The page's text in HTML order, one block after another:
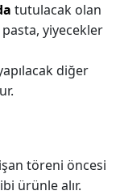
tutulacak olan
yiyecekler
diğer
töreni öncesi
ürünle alır.